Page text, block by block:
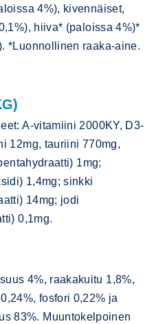
4%), kivennäiset,
hiiva* (paloissa 4%)*
*Luonnollinen raaka-aine.
A-vitamiini 2000KY, D3-
12mg, tauriini 770mg,
1mg;
1,4mg; sinkki
14mg; jodi
0,1mg.
4%, raakakuitu 1,8%,
fosfori 0,22% ja
83%. Muuntokelpoinen